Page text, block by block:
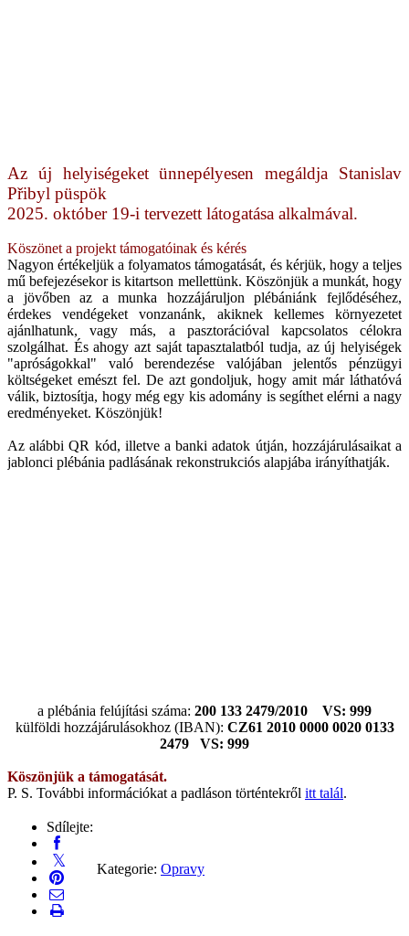
Az új helyiségeket ünnepélyesen megáldja Stanislav
Přibyl püspök
2025. október 19-i tervezett látogatása alkalmával.
Köszönet a projekt támogatóinak és kérés
Nagyon értékeljük a folyamatos támogatását, és kérjük, hogy a teljes
mű befejezésekor is kitartson mellettünk. Köszönjük a munkát, hogy
a jövőben az a munka hozzájáruljon plébániánk fejlődéséhez,
érdekes vendégeket vonzanánk, akiknek kellemes környezetet
ajánlhatunk, vagy más, a pasztorációval kapcsolatos célokra
szolgálhat. És ahogy azt saját tapasztalatból tudja, az új helyiségek
"apróságokkal" való berendezése valójában jelentős pénzügyi
költségeket emészt fel. De azt gondoljuk, hogy amit már láthatóvá
válik, biztosítja, hogy még egy kis adomány is segíthet elérni a nagy
eredményeket. Köszönjük!
Az alábbi QR kód, illetve a banki adatok útján, hozzájárulásaikat a
jablonci plébánia padlásának rekonstrukciós alapjába irányíthatják.
a plébánia felújítási száma: 200 133 2479/2010 VS: 999
külföldi hozzájárulásokhoz (IBAN): CZ61 2010 0000 0020 0133
2479 VS: 999
Köszönjük a támogatását.
P. S. További információkat a padláson történtekről itt talál.
Sdílejte:
Kategorie: Opravy